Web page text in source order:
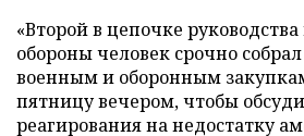
«Второй в цепочке
обороны человек срочно
военным и оборонным
пятницу вечером, чтобы
реагирования на недостатку